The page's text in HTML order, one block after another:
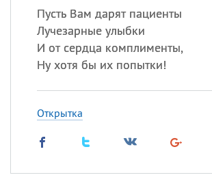
Пусть Вам дарят пациенты
Лучезарные улыбки
И от сердца комплименты,
Ну хотя бы их попытки!
Открытка